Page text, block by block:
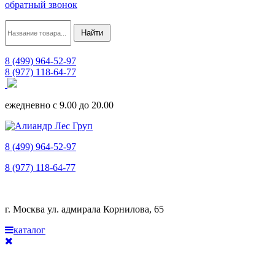
обратный звонок
8 (499) 964-52-97
8 (977) 118-64-77
ежедневно с 9.00 до 20.00
8 (499) 964-52-97
8 (977) 118-64-77
г. Москва ул. адмирала Корнилова, 65
каталог